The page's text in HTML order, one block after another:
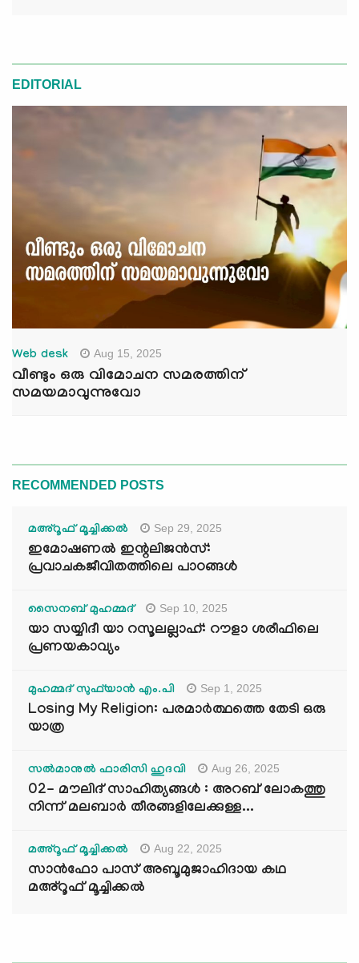
EDITORIAL
Web desk Aug 15, 2025
വീണ്ടും ഒരു വിമോചന സമരത്തിന്
സമയമാവുന്നുവോ
RECOMMENDED POSTS
മഅ്റൂഫ് മൂച്ചിക്കല്‍ Sep 29, 2025
ഇമോഷണൽ ഇന്റലിജൻസ്:
പ്രവാചകജീവിതത്തിലെ പാഠങ്ങൾ
സൈനബ് മുഹമ്മദ് Sep 10, 2025
യാ സയ്യിദീ യാ റസൂലല്ലാഹ്: റൗളാ ശരീഫിലെ
പ്രണയകാവ്യം
മുഹമ്മദ് സുഫ്‌യാൻ എം.പി Sep 1, 2025
Losing My Religion: പരമാർത്ഥത്തെ തേടി ഒരു
യാത്ര
സൽമാനുൽ ഫാരിസി ഹുദവി Aug 26, 2025
02- മൗലിദ് സാഹിത്യങ്ങൾ : അറബ് ലോകത്തു
നിന്ന് മലബാർ തീരങ്ങളിലേക്കുള്ള...
മഅ്റൂഫ് മൂച്ചിക്കല്‍ Aug 22, 2025
സാൻഫോ പാസ് അബൂമുജാഹിദായ കഥ
മഅ്റൂഫ് മൂച്ചിക്കല്‍